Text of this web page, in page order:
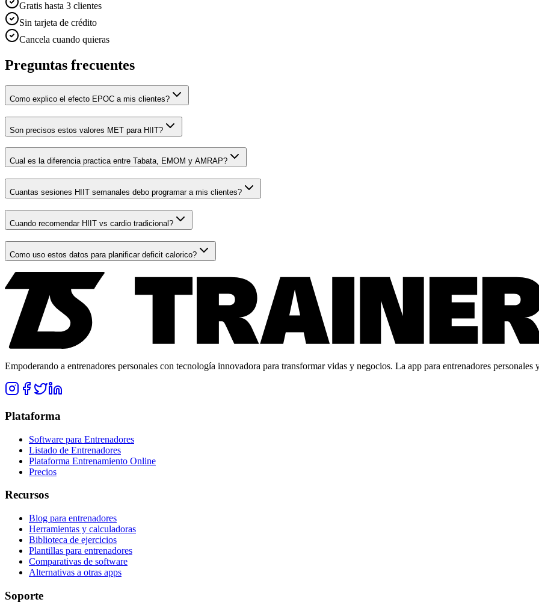
Gratis hasta 3 clientes
Sin tarjeta de crédito
Cancela cuando quieras
Preguntas frecuentes
Como explico el efecto EPOC a mis clientes?
Son precisos estos valores MET para HIIT?
Cual es la diferencia practica entre Tabata, EMOM y AMRAP?
Cuantas sesiones HIIT semanales debo programar a mis clientes?
Cuando recomendar HIIT vs cardio tradicional?
Como uso estos datos para planificar deficit calorico?
Empoderando a entrenadores personales con tecnología innovadora para transformar vidas y negocios. La app para entrenadores
Plataforma
Software para Entrenadores
Listado de Entrenadores
Plataforma Entrenamiento Online
Precios
Recursos
Blog para entrenadores
Herramientas y calculadoras
Biblioteca de ejercicios
Plantillas para entrenadores
Comparativas de software
Alternativas a otras apps
Soporte